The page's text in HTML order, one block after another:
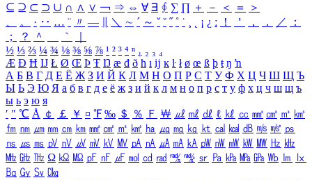
⊆ ⊇ ⊂ ⊃ ∪ ∩ ∧ ∨ ￢ ⇒ ⇔ ∀ ∃ ∮ ∑ ∏ ＋ － ＜ ＝
＞
、
。 · ‥ … ¨ 〃 ― ＼ ∼ ´ ～ ˇ ˘ ˝ ˚ ˙ ¸ ¡ ¿ ː ！ ＇ ， ． ／
：
；
？ ＾ ｀
½ ⅓ ⅔ ¼ ¾ ⅛ ⅜ ⅝ ⅞ ¹ ² ³ ⁴ ⁿ ₁ ₂ ₃ ₄
Æ Ð Ħ Ĳ Ł Ø Œ Þ Ŧ Ŋ æ đ ð ħ ı ĳ ĸ ŀ ł ø œ ß þ ŧ ŋ ŉ
А Б В Г Д Е Ё Ж З И Й К Л М Н О П Р С Т У Ф Х Ц Ч Ш Щ Ъ
Ы Ь Э Ю Я а б в г д е ё ж з и й к л м н о п р с т у ф х ц ч ш щ ъ
ы ь э ю я
′ ″ ℃ Å ￠ ￡ ￥ ¤ ℉ ‰ ＄ ％ Ｆ ￦ ㎕ ㎖ ㎗ ℓ ㎘ ㏄ ㎣ ㎤ ㎥ ㎦
㎙ ㎚ ㎛ ㎜ ㎝ ㎞ ㎟ ㎠ ㎡ ㎢ ㏊ ㎍ ㎎ ㎏ ㏏ ㎈ ㎉ ㏈ ㎧ ㎨ ㎰
㎱ ㎲ ㎳ ㎴ ㎵ ㎶ ㎷ ㎸ ㎹ ㎀ ㎁ ㎂ ㎃ ㎄ ㎺ ㎻ ㎽ ㎾ ㎿ ㎐ ㎑
㎒ ㎓ ㎔ Ω ㏀ ㏁ ㎊ ㎋ ㎌ ㏖ ㏅ ㎭ ㎮ ㎯ ㏛ ㎩ ㎪ ㎫ ㎬ ㏝ ㏐
㏓
㏃ ㏉ ㏜ ㏆